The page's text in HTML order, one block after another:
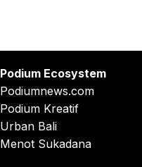
Podium Ecosystem
Podiumnews.com
Podium Kreatif
Urban Bali
Menot Sukadana